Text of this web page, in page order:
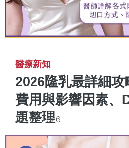
醫療新知
2026隆乳最詳細
費用與影響因素、
題整理
Jan 07, 2026